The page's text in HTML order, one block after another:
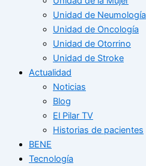
Unidad de Neumología
Unidad de Oncología
Unidad de Otorrino
Unidad de Stroke
Actualidad
Noticias
Blog
El Pilar TV
Historias de pacientes
BENE
Tecnología